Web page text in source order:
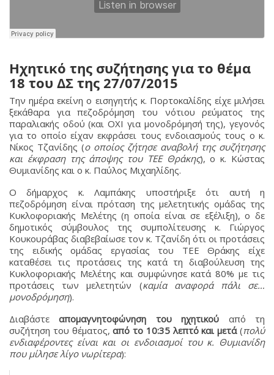
Ηχητικό της συζήτησης για το θέμα
18 του ΔΣ της 27/07/2015
Την ημέρα εκείνη ο εισηγητής κ. Πορτοκαλίδης είχε μιλήσει
ξεκάθαρα για πεζοδρόμηση του νότιου ρεύματος της
παραλιακής οδού (και ΟΧΙ για μονοδρόμησή της), γεγονός
για το οποίο είχαν εκφράσει τους ενδοιασμούς τους ο κ.
Νίκος Τζανίδης (ο οποίος ζήτησε αναβολή της συζήτησης
και έκφραση της άποψης του ΤΕΕ Θράκης), ο κ. Κώστας
Θυμιανίδης και ο κ. Παύλος Μιχαηλίδης.
Ο δήμαρχος κ. Λαμπάκης υποστήριξε ότι αυτή η
πεζοδρόμηση είναι πρόταση της μελετητικής ομάδας της
Κυκλοφοριακής Μελέτης (η οποία είναι σε εξέλιξη), ο δε
δημοτικός σύμβουλος της συμπολίτευσης κ. Γιώργος
Κουκουράβας διαβεβαίωσε τον κ. Τζανίδη ότι οι προτάσεις
της ειδικής ομάδας εργασίας του ΤΕΕ Θράκης είχε
καταθέσει τις προτάσεις της κατά τη διαβούλευση της
Κυκλοφοριακής Μελέτης και συμφώνησε κατά 80% με τις
προτάσεις των μελετητών (καμία αναφορά πάλι σε…
μονοδρόμηση).
Διαβάστεαπομαγνητοφώνηση του ηχητικού από τη
συζήτηση του θέματος,από το 10:35 λεπτό και μετά(πολύ
ενδιαφέροντες είναι και οι ενδοιασμοί του κ. Θυμιανίδη
που μίλησε λίγο νωρίτερα):